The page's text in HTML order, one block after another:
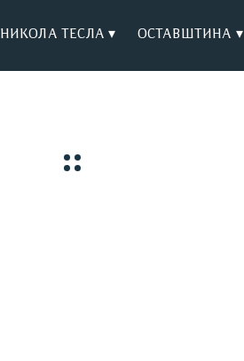
НИКОЛА ТЕСЛА ▾ ОСТАВШТИНА ▾